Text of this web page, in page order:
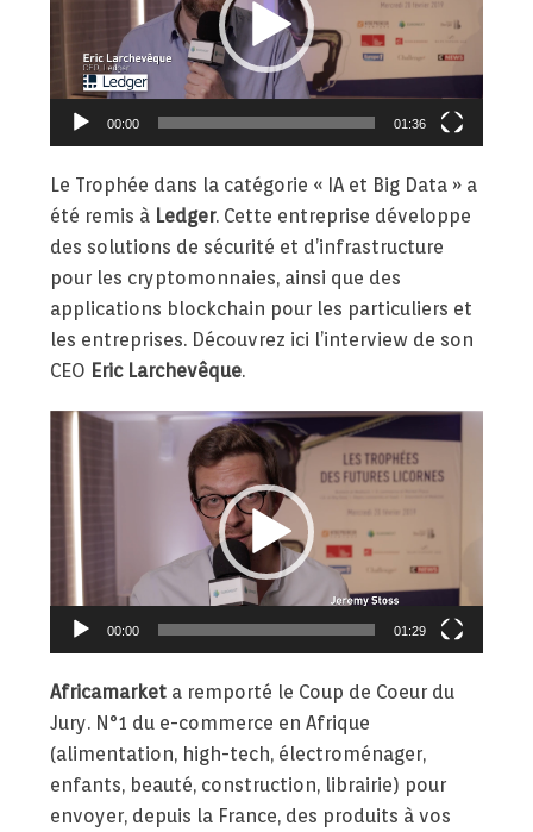
00:00 01:36
Le Trophée dans la catégorie « IA et Big Data » a
été remis à Ledger. Cette entreprise développe
des solutions de sécurité et d’infrastructure
pour les cryptomonnaies, ainsi que des
applications blockchain pour les particuliers et
les entreprises. Découvrez ici l’interview de son
CEO Eric Larchevêque.
Lecteur
vidéo
00:00 01:29
Africamarket a remporté le Coup de Coeur du
Jury. N°1 du e-commerce en Afrique
(alimentation, high-tech, électroménager,
enfants, beauté, construction, librairie) pour
envoyer, depuis la France, des produits à vos